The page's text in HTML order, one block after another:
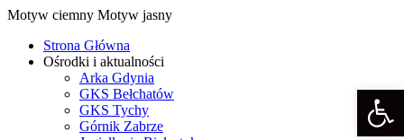
Motyw ciemny Motyw jasny
Strona Główna
Ośrodki i aktualności
Arka Gdynia
GKS Bełchatów
GKS Tychy
Górnik Zabrze
Otwórz